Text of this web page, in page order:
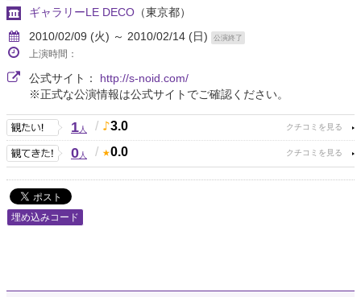
ギャラリーLE DECO （東京都）
2010/02/09 (火) ～ 2010/02/14 (日)
公演終了
上演時間：
公式サイト： http://s-noid.com/
※正式な公演情報は公式サイトでご確認ください。
1人 / 3.0
0人 / 0.0
埋め込みコード